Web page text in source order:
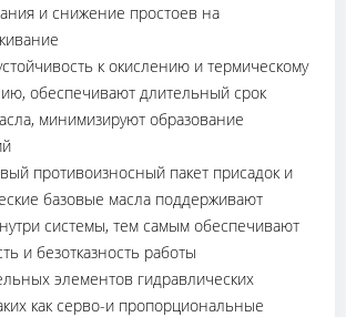
и снижение простоев на
к окислению и термическому
обеспечивают длительный срок
минимизируют образование
противоизносный пакет присадок и
базовые масла поддерживают
системы, тем самым обеспечивают
и безотказность работы
элементов гидравлических
как серво-и пропорциональные